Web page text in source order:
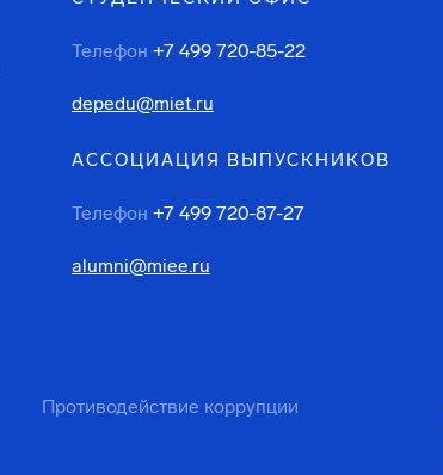
Телефон +7 499 720-85-22
depedu@miet.ru
АССОЦИАЦИЯ ВЫПУСКНИКОВ
Телефон +7 499 720-87-27
alumni@miee.ru
Противодействие коррупции